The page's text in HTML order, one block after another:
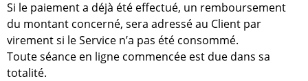
Si le paiement a déjà été effectué, un remboursement
du montant concerné, sera adressé au Client par
virement si le Service n’a pas été consommé.
Toute séance en ligne commencée est due dans sa
totalité.